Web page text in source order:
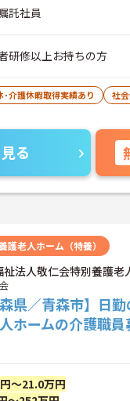
託社員
研修以上お持ちの方
･介護休暇取得実績あり 社
る
護老人ホーム（特養）
祉法人敬仁会特別養護
森県／青森市】日
ホームの介護職
～21.0万円